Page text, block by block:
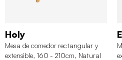
Holy
Mesa de comedor rectangular y
extensible, 160 - 210cm, Natural